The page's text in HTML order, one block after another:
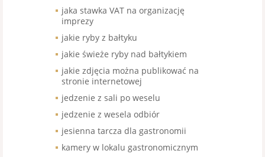
jaka stawka VAT na organizację
imprezy
jakie ryby z bałtyku
jakie świeże ryby nad bałtykiem
jakie zdjęcia można publikować na
stronie internetowej
jedzenie z sali po weselu
jedzenie z wesela odbiór
jesienna tarcza dla gastronomii
kamery w lokalu gastronomicznym